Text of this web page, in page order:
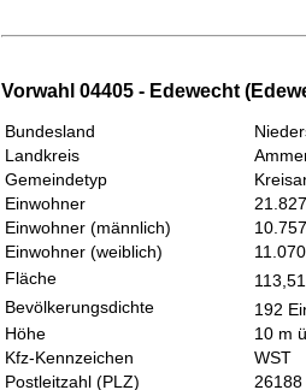
Vorwahl 04405 - Edewecht
Bundesland
Landkreis
Gemeindetyp
Einwohner
21.827
Einwohner (männlich)
10.757
Einwohner (weiblich)
11.070
Fläche
Bevölkerungsdichte
192
Höhe
10 m
Kfz-Kennzeichen
WST
Postleitzahl (PLZ)
26188